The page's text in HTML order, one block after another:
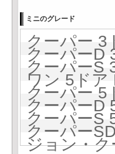
ミニのグレード
クーパー
クーパー
クーパー
ワン 5ド
クーパー
クーパー
クーパー
クーパー
ジョン・